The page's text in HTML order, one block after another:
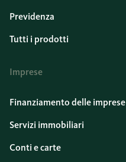
Previdenza
Tutti i prodotti
Imprese
Finanziamento delle imprese
Servizi immobiliari
Conti e carte